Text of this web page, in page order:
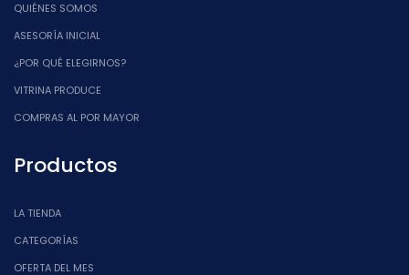
QUIÉNES SOMOS
ASESORÍA INICIAL
¿POR QUÉ ELEGIRNOS?
VITRINA PRODUCE
COMPRAS AL POR MAYOR
Productos
LA TIENDA
CATEGORÍAS
OFERTA DEL MES